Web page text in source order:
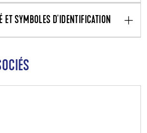
ET SYMBOLES D'IDENTIFICATION